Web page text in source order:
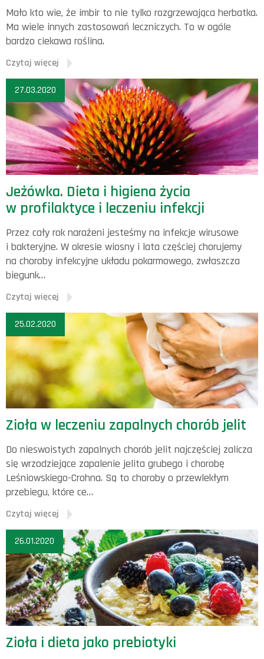
Mało kto wie, że imbir to nie tylko rozgrzewająca herbatka.
Ma wiele innych zastosowań leczniczych. To w ogóle
bardzo ciekawa roślina.
Czytaj więcej
27.03.2020
Jeżówka. Dieta i higiena życia
w profilaktyce i leczeniu infekcji
Przez cały rok narażeni jesteśmy na infekcje wirusowe
i bakteryjne. W okresie wiosny i lata częściej chorujemy
na choroby infekcyjne układu pokarmowego, zwłaszcza
biegunk…
Czytaj więcej
25.02.2020
Zioła w leczeniu zapalnych chorób jelit
Do nieswoistych zapalnych chorób jelit najczęściej zalicza
się wrzodziejące zapalenie jelita grubego i chorobę
Leśniowskiego-Crohna. Są to choroby o przewlekłym
przebiegu, które ce…
Czytaj więcej
26.01.2020
Zioła i dieta jako prebiotyki